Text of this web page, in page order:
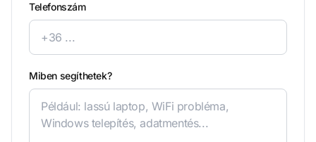
Telefonszám
Miben segíthetek?